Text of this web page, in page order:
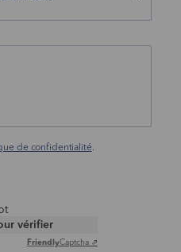
de confidentialité.
vérifier
FriendlyCaptcha ⇗